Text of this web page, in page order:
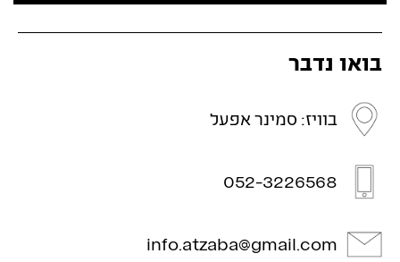
בואו נדבר
בוויז: סמינר אפעל
052-3226568
info.atzaba@gmail.com